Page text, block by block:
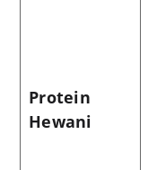
Protein
Hewani